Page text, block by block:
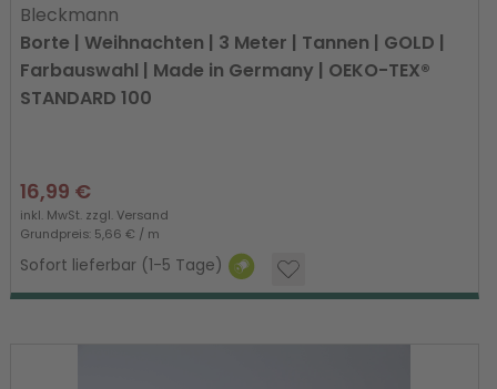
Bleckmann
Borte | Weihnachten | 3 Meter | Tannen | GOLD |
Farbauswahl | Made in Germany | OEKO-TEX®
STANDARD 100
16,99 €
inkl. MwSt. zzgl.Versand
Grundpreis: 5,66 € / m
Sofort lieferbar (1-5 Tage)